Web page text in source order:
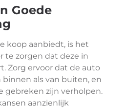
Goede
koop aanbiedt, is het
te zorgen dat deze in
Zorg ervoor dat de auto
binnen als van buiten, en
gebreken zijn verholpen.
aanzienlijk